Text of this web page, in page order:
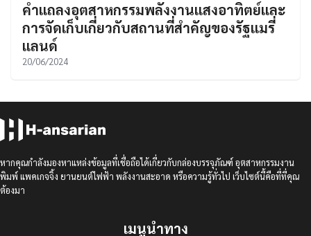
คำแถลงอุตสาหกรรมพลังงานแสงอาทิตย์และ
การจัดเก็บเกี่ยวกับสถานที่สำคัญของรัฐแมรี่
แลนด์
20/06/2024
หากคุณกำลังมองหาแหล่งข้อมูลที่เชื่อถือได้เกี่ยวกับกล่องบรรจุภัณฑ์ อุตสาหกรรมงาน
พิมพ์ แพคเกจจิ้ง ยานยนต์ไฟฟ้า พลังงานสะอาด หรือความรู้ทั่วไป เว็บไซต์นี้คือที่ที่คุณ
ต้องมา
เมนูนำทาง